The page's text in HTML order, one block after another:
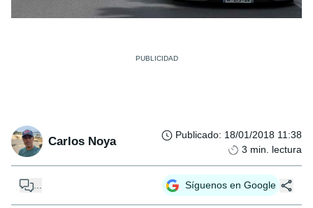
Carlos Noya Publicado: 18/01/2018 11:38
3 min. lectura
... Síguenos en Google